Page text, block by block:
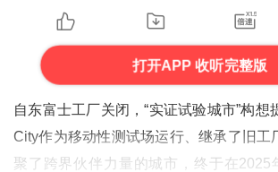
打开APP 收听完整版
自东富士工厂关闭，“实证试验城市”构想
City作为移动性测试场运行、继承了旧工
聚了跨界伙伴力量的城市，终于在2025